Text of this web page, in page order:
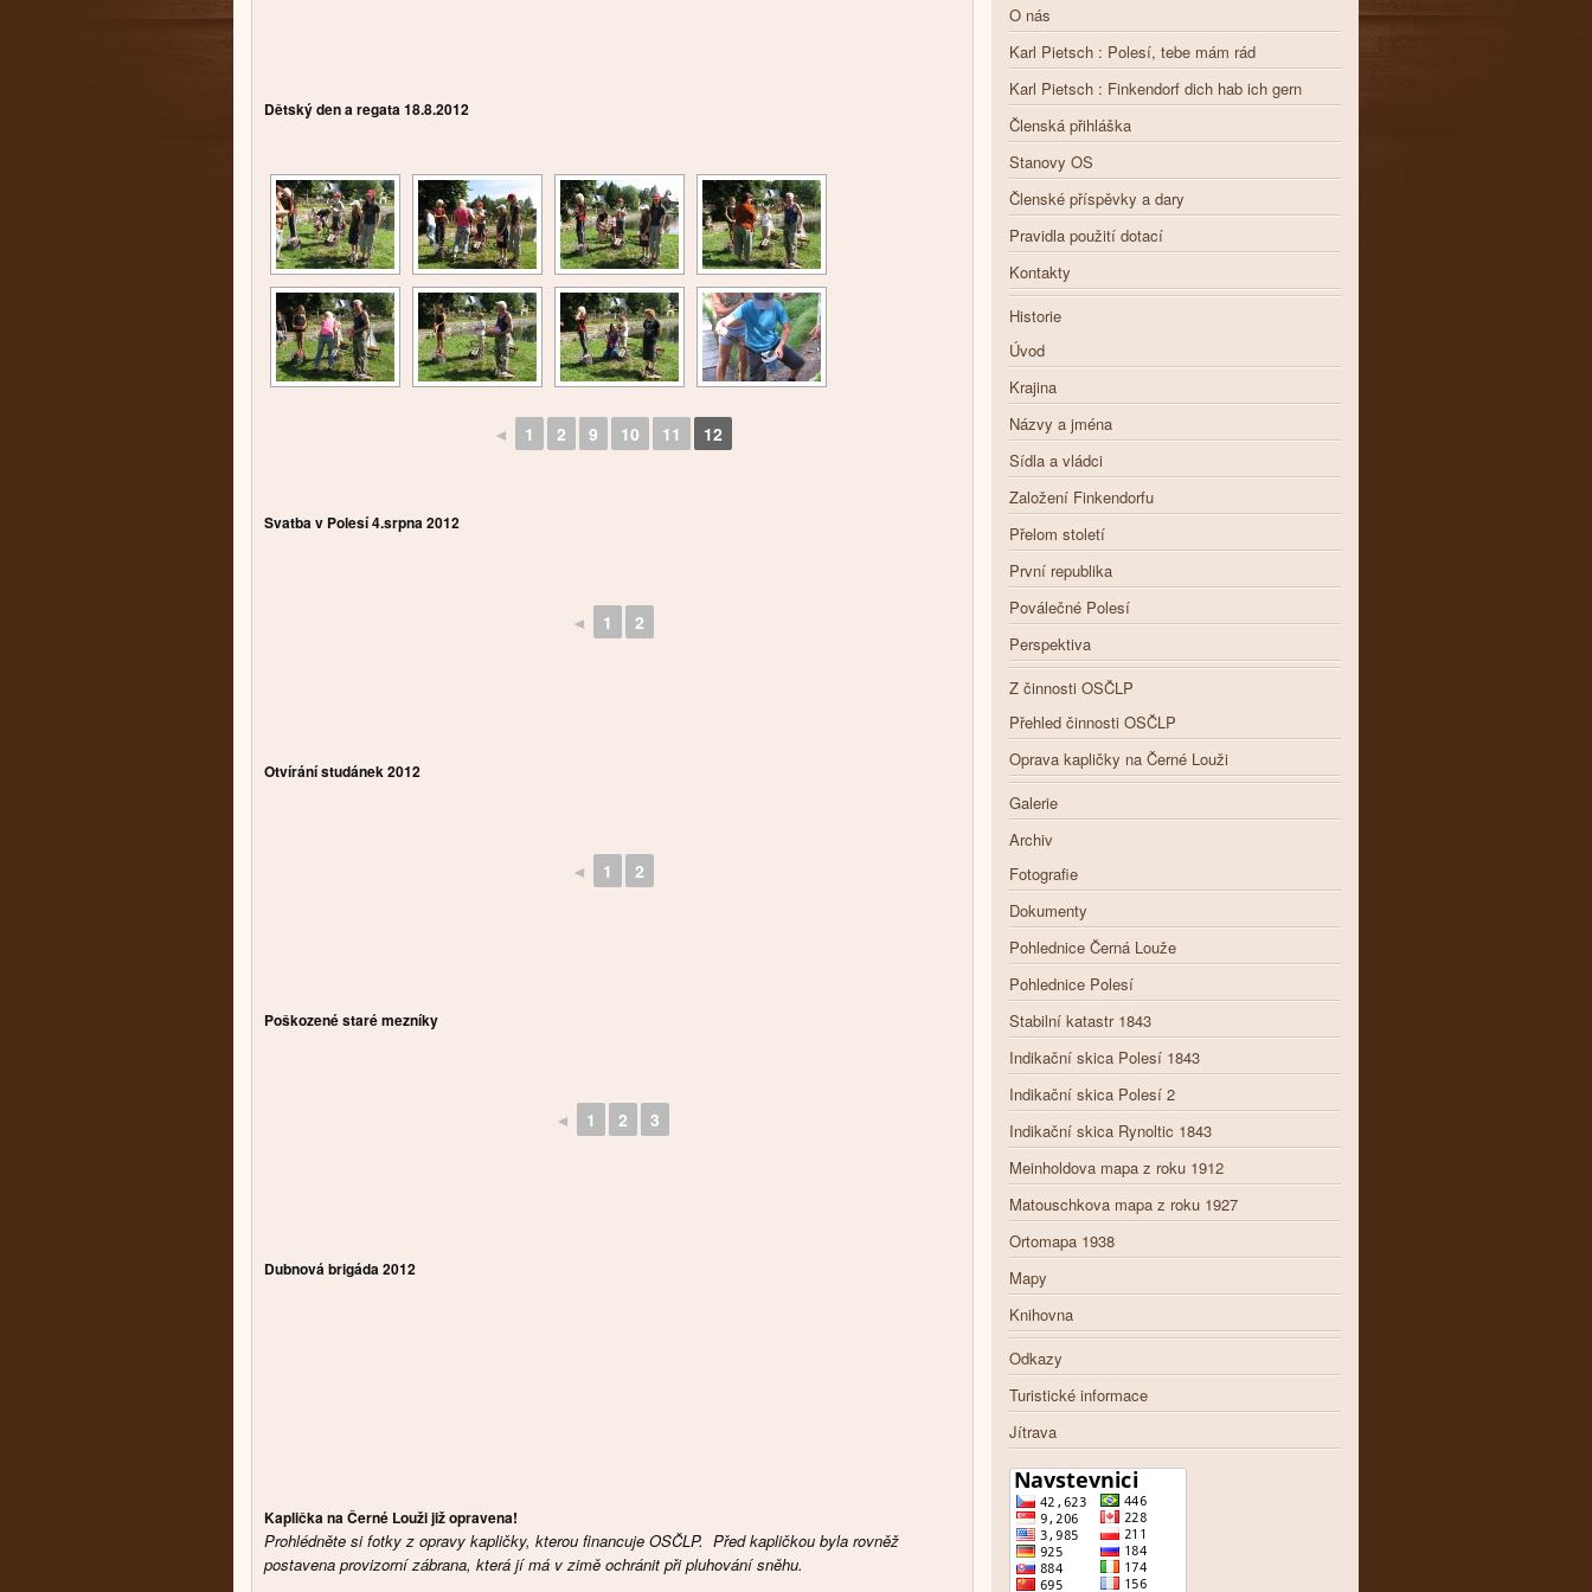
Dětský den a regata 18.8.2012
◄ 1 2 9 10 11 12
Svatba v Polesí 4.srpna 2012
◄ 1 2
Otvírání studánek 2012
◄ 1 2
Poškozené staré mezníky
◄ 1 2 3
Dubnová brigáda 2012
Kaplička na Černé Louži již opravena!
Prohlédněte si fotky z opravy kapličky, kterou financuje OSČLP. Před kapličkou byla rovněž
postavena provizorní zábrana, která jí má v zimě ochránit při pluhování sněhu.
O nás
Karl Pietsch : Polesí, tebe mám rád
Karl Pietsch : Finkendorf dich hab ich gern
Členská přihláška
Stanovy OS
Členské příspěvky a dary
Pravidla použití dotací
Kontakty
Historie
Úvod
Krajina
Názvy a jména
Sídla a vládci
Založení Finkendorfu
Přelom století
První republika
Poválečné Polesí
Perspektiva
Z činnosti OSČLP
Přehled činnosti OSČLP
Oprava kapličky na Černé Louži
Galerie
Archiv
Fotografie
Dokumenty
Pohlednice Černá Louže
Pohlednice Polesí
Stabilní katastr 1843
Indikační skica Polesí 1843
Indikační skica Polesí 2
Indikační skica Rynoltic 1843
Meinholdova mapa z roku 1912
Matouschkova mapa z roku 1927
Ortomapa 1938
Mapy
Knihovna
Odkazy
Turistické informace
Jítrava